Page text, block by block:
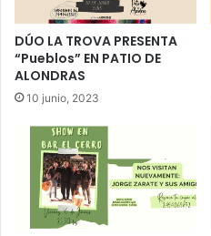
DÚO LA TROVA PRESENTA
“Pueblos” EN PATIO DE
ALONDRAS
10 junio, 2023